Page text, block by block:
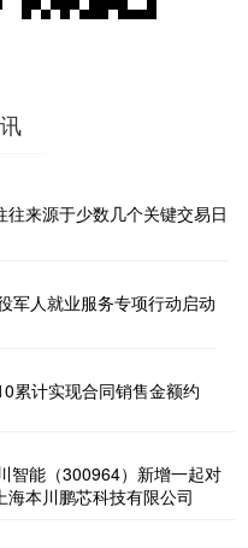
往来源于少数几个关键交易日
军人就业服务专项行动启动
累计实现合同销售金额约
智能（300964）新增一起对
本川鹏芯科技有限公司